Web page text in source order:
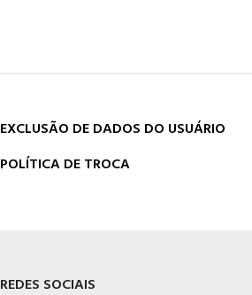
EXCLUSÃO DE DADOS DO USUÁRIO
POLÍTICA DE TROCA
REDES SOCIAIS